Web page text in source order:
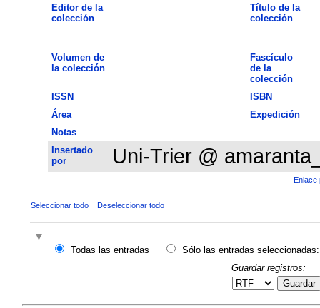
Editor de la
colección
Título de la
colección
Volumen de
la colección
Fascículo
de la
colección
ISSN
ISBN
Área
Expedición
Notas
Insertado
por
Uni-Trier @
Enlace
Seleccionar todo Deseleccionar todo
Todas las entradas
Sólo las entradas seleccionadas:
Guardar registros:
Guardar